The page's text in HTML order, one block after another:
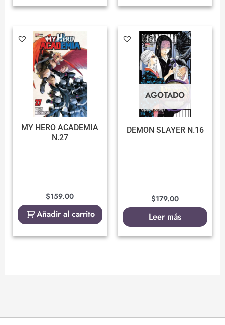
MY HERO ACADEMIA
N.27
$159.00
Añadir al carrito
AGOTADO
DEMON SLAYER N.16
$179.00
Leer más